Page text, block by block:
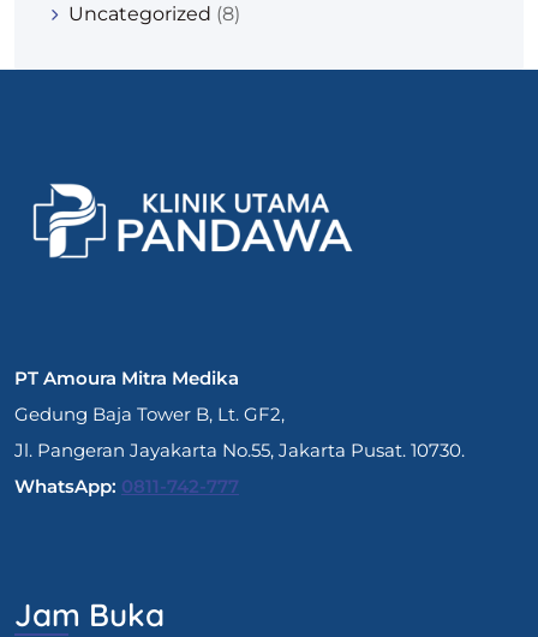
Uncategorized (8)
PT Amoura Mitra Medika
Gedung Baja Tower B, Lt. GF2,
Jl. Pangeran Jayakarta No.55, Jakarta Pusat. 10730.
WhatsApp: 0811-742-777
Jam Buka